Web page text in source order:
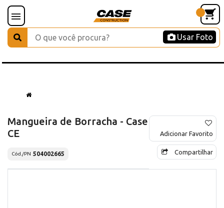
Usar Foto
Mangueira de Borracha - Case
CE
Cód./PN 504002665
Adicionar Favorito
Compartilhar